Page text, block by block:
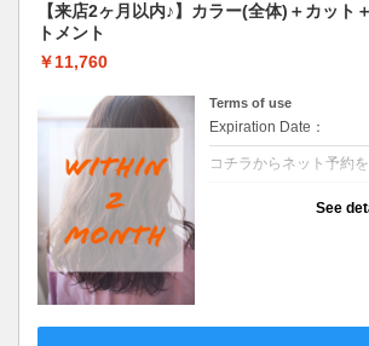
【来店2ヶ月以内♪】カラー(全体)＋カット
トメント
￥11,760
Terms of use
Expiration Date：
コチラからネット予約
See